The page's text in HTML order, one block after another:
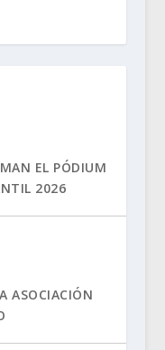
EL PÓDIUM
2026
ASOCIACIÓN